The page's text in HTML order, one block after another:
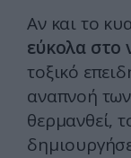
Αν και το
εύκολα στο
τοξικό
αναπνοή
θερμανθεί,